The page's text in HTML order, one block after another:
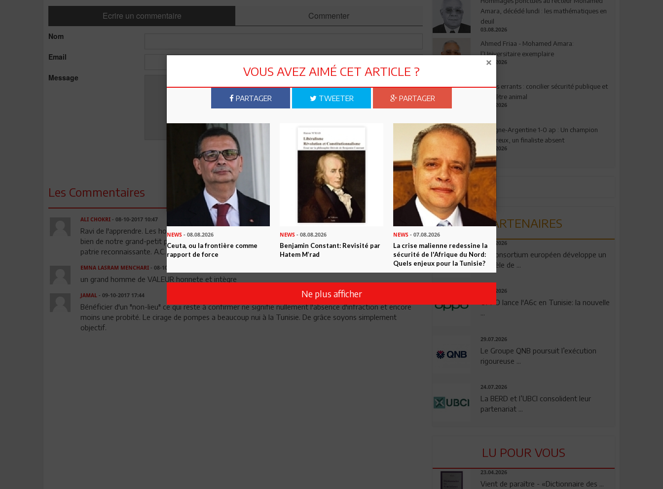
Ecrire un commentaire Commenter
Nom
Email
Message
Envoyer
Les Commentaires
ALI CHOKRI- 08-10-2017 10:47
Ravi de l'apprendre. Les hommes compétents et intègres devraient occuper le devant de la scène pour le
bien de notre grand-petit pays. N'oublions pas l'expression célèbre au Panthéon: Aux grands hommes la
patrie reconnaissante. A.C.
EMNA LASRAM MENCHARI- 08-10-2017 15:34
un grand homme de VALEUR honnete et intègre
JAMAL- 09-10-2017 17:44
Bénéficier d'un "non-lieu" ce qui reste à confirmer ne signifie nullement l'absence d'infraction et encore
moins une probité. Le cirage de pompes a beaucoup nui à la Tunisie. De grâce soyons simplement
objectif.
Amara, décédé lundi : les mathématiques en
deuil
03.08.2026
Ahmed Friaa - Mohamed Amara:
l’Universitaire exemplaire
04.08.2026
Chiens errants : concilier sécurité publique et
bien-être animal
17.07.2026
Espagne-Argentine 1-0 ap : Un champion
valeureux, un finaliste absent
19.07.2026
PARTENAIRES
06.08.2026
Un consortium européen développe un
modèle de ...
04.08.2026
OPPO lance l'A6c en Tunisie: la nouvelle
...
29.07.2026
Le Groupe QNB poursuit l’exécution
rigoureuse ...
24.07.2026
La BERD et l’UBCI consolident leur
partenariat ...
LU POUR VOUS
23.04.2026
Vient de paraître - «Dictionnaire des ...
VOUS AVEZ AIMÉ CET ARTICLE ?
PARTAGER TWEETER PARTAGER
NEWS - 08.08.2026
Ceuta, ou la frontière comme
rapport de force
NEWS - 08.08.2026
Benjamin Constant: Revisité par
Hatem M’rad
NEWS- 07.08.2026
La crise malienne redessine la
sécurité de l'Afrique du Nord:
Quels enjeux pour la Tunisie?
Ne plus afficher